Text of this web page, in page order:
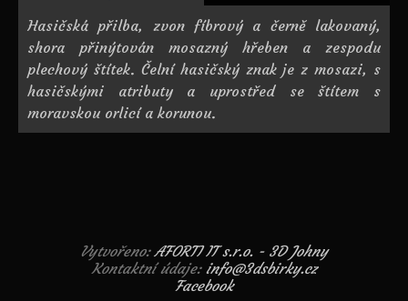
Hasičská přilba, zvon fíbrový a černě lakovaný,
shora přinýtován mosazný hřeben a zespodu
plechový štítek. Čelní hasičský znak je z mosazi, s
hasičskými atributy a uprostřed se štítem s
moravskou orlicí a korunou.
Vytvořeno:AFORTI IT s.r.o. - 3D Johny
Kontaktní údaje: info@3dsbirky.cz
Facebook